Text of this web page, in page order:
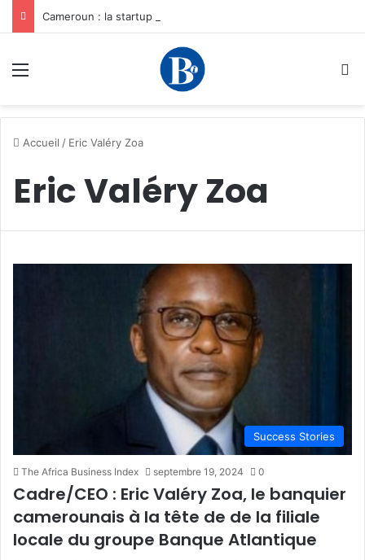
Accueil / Eric Valéry Zoa
Eric Valéry Zoa
Success Stories
The Africa Business Index septembre 19, 2024 0
Cadre/CEO : Eric Valéry Zoa, le banquier
camerounais à la tête de de la filiale
locale du groupe Banque Atlantique